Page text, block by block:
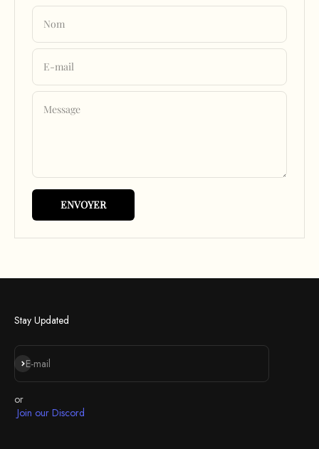
Nom
E-mail
Message
ENVOYER
Stay Updated
E-mail
S'inscrire
or
Join our Discord